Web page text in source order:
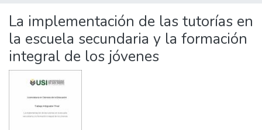
Statistics
La implementación de las tutorías en
la escuela secundaria y la formación
integral de los jóvenes